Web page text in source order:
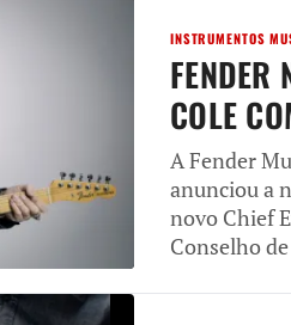
INSTRUMENTOS
FENDER
COLE
A Fender
anunciou a
novo Chief
Conselho